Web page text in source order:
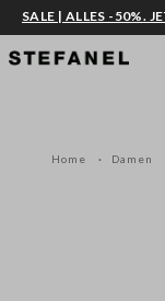
ZUM HAUPTINHALT
SALE | ALLES -50%.
Home Damen